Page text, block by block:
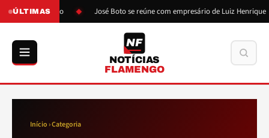
ÚLTIMAS
de Boto José Boto se reúne com empresário de Luiz Henrique
NF
NOTÍCIAS
FLAMENGO
Início › Categoria